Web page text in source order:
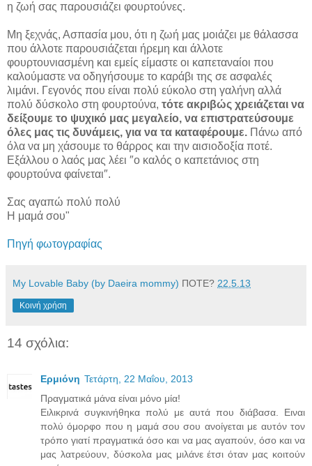
η ζωή σας παρουσιάζει φουρτούνες.
Μη ξεχνάς, Ασπασία μου, ότι η ζωή μας μοιάζει με θάλασσα
που άλλοτε παρουσιάζεται ήρεμη και άλλοτε
φουρτουνιασμένη και εμείς είμαστε οι καπεταναίοι που
καλούμαστε να οδηγήσουμε το καράβι της σε ασφαλές
λιμάνι. Γεγονός που είναι πολύ εύκολο στη γαλήνη αλλά
πολύ δύσκολο στη φουρτούνα, τότε ακριβώς χρειάζεται να
δείξουμε το ψυχικό μας μεγαλείο, να επιστρατεύσουμε
όλες μας τις δυνάμεις, για να τα καταφέρουμε. Πάνω από
όλα να μη χάσουμε το θάρρος και την αισιοδοξία ποτέ.
Εξάλλου ο λαός μας λέει ″ο καλός ο καπετάνιος στη
φουρτούνα φαίνεται″.
Σας αγαπώ πολύ πολύ
Η μαμά σου"
Πηγή φωτογραφίας
My Lovable Baby (by Daeira mommy) ΠΟΤΕ? 22.5.13
Κοινή χρήση
14 σχόλια:
Ερμιόνη Τετάρτη, 22 Μαΐου, 2013
Πραγματικά μάνα είναι μόνο μία!
Ειλικρινά συγκινήθηκα πολύ με αυτά που διάβασα. Ειναι
πολύ όμορφο που η μαμά σου σου ανοίγεται με αυτόν τον
τρόπο γιατί πραγματικά όσο και να μας αγαπούν, όσο και να
μας λατρεύουν, δύσκολα μας μιλάνε έτσι όταν μας κοιτούν